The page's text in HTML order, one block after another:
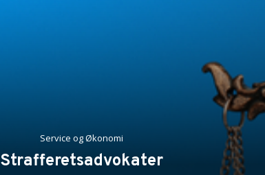
Service og Økonomi
Strafferetsadvokater